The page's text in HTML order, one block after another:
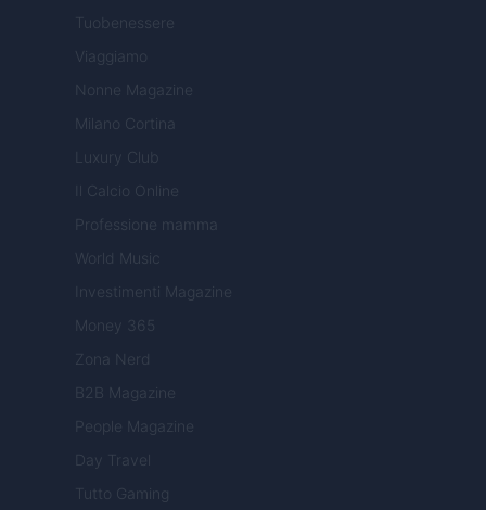
Tuobenessere
Viaggiamo
Nonne Magazine
Milano Cortina
Luxury Club
Il Calcio Online
Professione mamma
World Music
Investimenti Magazine
Money 365
Zona Nerd
B2B Magazine
People Magazine
Day Travel
Tutto Gaming